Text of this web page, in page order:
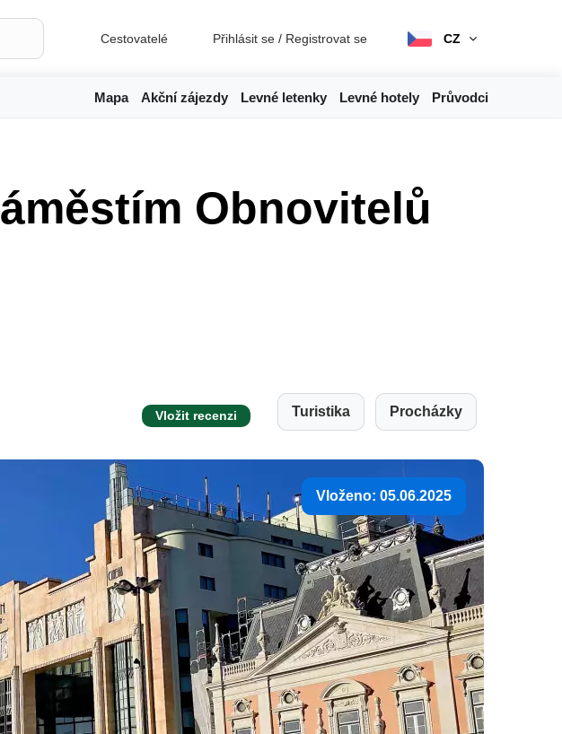
Cestovatelé Přihlásit se / Registrovat se CZ
Mapa Akční zájezdy Levné letenky Levné hotely Průvodci
Obnovitelů
Vložit recenzi Turistika Procházky
Vloženo: 05.06.2025